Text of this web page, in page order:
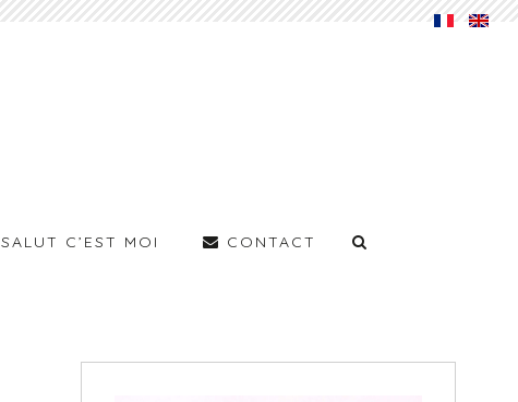
SALUT C’EST MOI CONTACT